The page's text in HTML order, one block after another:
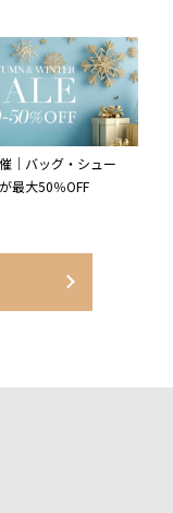
｜バッグ・シュー
最大50％OFF